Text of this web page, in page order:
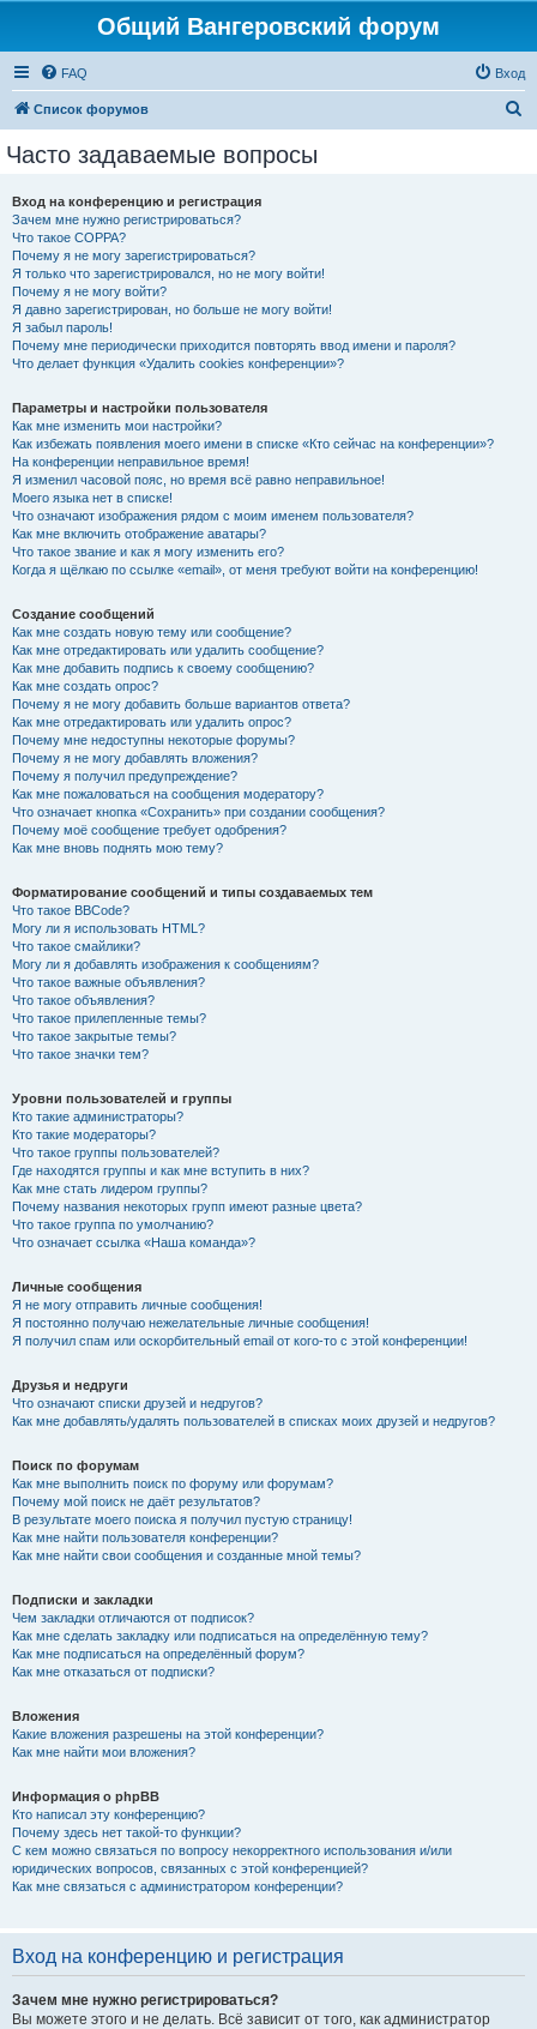
Общий Вангеровский форум
FAQ Вход
Список форумов
Часто задаваемые вопросы
Вход на конференцию и регистрация
Зачем мне нужно регистрироваться?
Что такое COPPA?
Почему я не могу зарегистрироваться?
Я только что зарегистрировался, но не могу войти!
Почему я не могу войти?
Я давно зарегистрирован, но больше не могу войти!
Я забыл пароль!
Почему мне периодически приходится повторять ввод имени и пароля?
Что делает функция «Удалить cookies конференции»?
Параметры и настройки пользователя
Как мне изменить мои настройки?
Как избежать появления моего имени в списке «Кто сейчас на конференции»?
На конференции неправильное время!
Я изменил часовой пояс, но время всё равно неправильное!
Моего языка нет в списке!
Что означают изображения рядом с моим именем пользователя?
Как мне включить отображение аватары?
Что такое звание и как я могу изменить его?
Когда я щёлкаю по ссылке «email», от меня требуют войти на конференцию!
Создание сообщений
Как мне создать новую тему или сообщение?
Как мне отредактировать или удалить сообщение?
Как мне добавить подпись к своему сообщению?
Как мне создать опрос?
Почему я не могу добавить больше вариантов ответа?
Как мне отредактировать или удалить опрос?
Почему мне недоступны некоторые форумы?
Почему я не могу добавлять вложения?
Почему я получил предупреждение?
Как мне пожаловаться на сообщения модератору?
Что означает кнопка «Сохранить» при создании сообщения?
Почему моё сообщение требует одобрения?
Как мне вновь поднять мою тему?
Форматирование сообщений и типы создаваемых тем
Что такое BBCode?
Могу ли я использовать HTML?
Что такое смайлики?
Могу ли я добавлять изображения к сообщениям?
Что такое важные объявления?
Что такое объявления?
Что такое прилепленные темы?
Что такое закрытые темы?
Что такое значки тем?
Уровни пользователей и группы
Кто такие администраторы?
Кто такие модераторы?
Что такое группы пользователей?
Где находятся группы и как мне вступить в них?
Как мне стать лидером группы?
Почему названия некоторых групп имеют разные цвета?
Что такое группа по умолчанию?
Что означает ссылка «Наша команда»?
Личные сообщения
Я не могу отправить личные сообщения!
Я постоянно получаю нежелательные личные сообщения!
Я получил спам или оскорбительный email от кого-то с этой конференции!
Друзья и недруги
Что означают списки друзей и недругов?
Как мне добавлять/удалять пользователей в списках моих друзей и недругов?
Поиск по форумам
Как мне выполнить поиск по форуму или форумам?
Почему мой поиск не даёт результатов?
В результате моего поиска я получил пустую страницу!
Как мне найти пользователя конференции?
Как мне найти свои сообщения и созданные мной темы?
Подписки и закладки
Чем закладки отличаются от подписок?
Как мне сделать закладку или подписаться на определённую тему?
Как мне подписаться на определённый форум?
Как мне отказаться от подписки?
Вложения
Какие вложения разрешены на этой конференции?
Как мне найти мои вложения?
Информация о phpBB
Кто написал эту конференцию?
Почему здесь нет такой-то функции?
С кем можно связаться по вопросу некорректного использования и/или
юридических вопросов, связанных с этой конференцией?
Как мне связаться с администратором конференции?
Вход на конференцию и регистрация
Зачем мне нужно регистрироваться?
Вы можете этого и не делать. Всё зависит от того, как администратор